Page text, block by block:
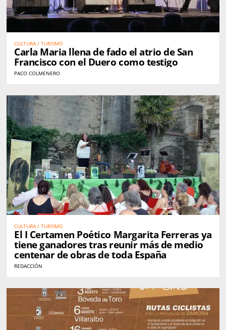
CULTURA / TURISMO
Carla Maria llena de fado el atrio de San
Francisco con el Duero como testigo
PACO COLMENERO
CULTURA / TURISMO
El I Certamen Poético Margarita Ferreras ya
tiene ganadores tras reunir más de medio
centenar de obras de toda España
REDACCIÓN